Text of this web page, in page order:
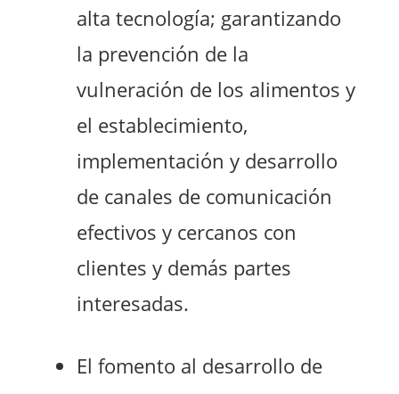
alta tecnología; garantizando
la prevención de la
vulneración de los alimentos y
el establecimiento,
implementación y desarrollo
de canales de comunicación
efectivos y cercanos con
clientes y demás partes
interesadas.
El fomento al desarrollo de